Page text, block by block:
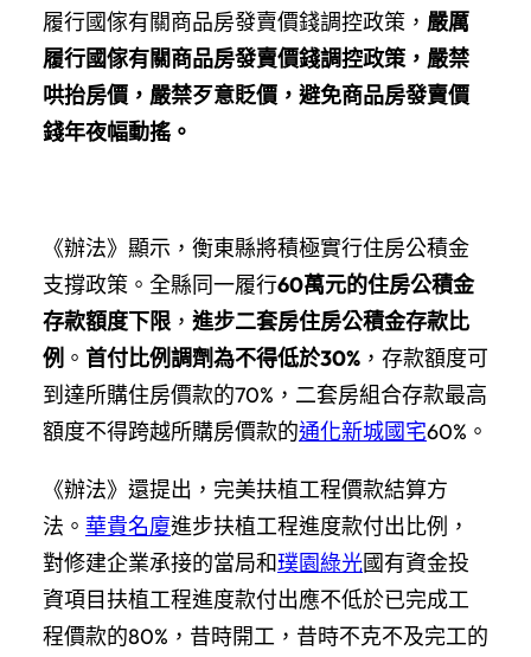
履行國傢有關商品房發賣價錢調控政策， 嚴厲
履行國傢有關商品房發賣價錢調控政策，嚴禁
哄抬房價，嚴禁歹意貶價，避免商品房發賣價
錢年夜幅動搖。
《辦法》顯示，衡東縣將積極實行住房公積金
支撐政策。全縣同一履行60萬元的住房公積金
存款額度下限， 進步二套房住房公積金存款比
例 。 首付比例調劑為不得低於30% ，存款額度可
到達所購住房價款的70%，二套房組合存款最高
額度不得跨越所購房價款的通化新城國宅60%。
《辦法》還提出，完美扶植工程價款結算方
法。 華貴名廈進步扶植工程進度款付出比例，
對修建企業承接的當局和璞園綠光國有資金投
資項目扶植工程進度款付出應不低於已完成工
程價款的80%，昔時開工，昔時不克不及完工的